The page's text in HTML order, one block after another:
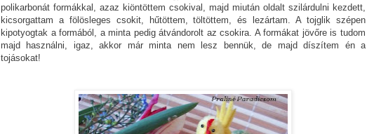
polikarbonát formákkal, azaz kiöntöttem csokival, majd miután oldalt szilárdulni kezdett,
kicsorgattam a fölösleges csokit, hűtöttem, töltöttem, és lezártam. A tojglik szépen
kipotyogtak a formából, a minta pedig átvándorolt az csokira. A formákat jövőre is tudom
majd használni, igaz, akkor már minta nem lesz bennük, de majd díszítem én a
tojásokat!